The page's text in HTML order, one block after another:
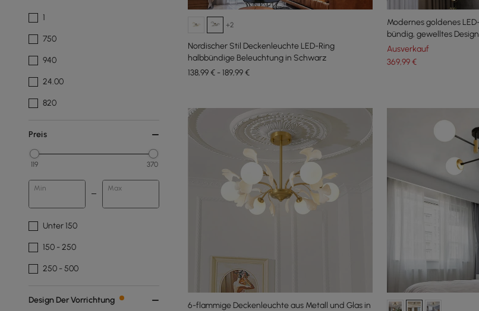
1
750
940
24.00
820
Preis
119 370
Min Max
Unter 150
150 - 250
250 - 500
Design Der Vorrichtung
+2
Nordischer Stil Deckenleuchte LED-Ring
halbbündige Beleuchtung in Schwarz
138,99 € - 189,99 €
Modernes goldenes
bündig, gewelltes Design
Ausverkauf
369,99€
6-flammige Deckenleuchte aus Metall und Glas in